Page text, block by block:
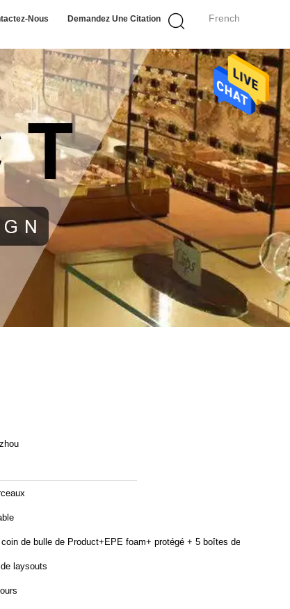
French
Nous Demandez Une Citation
de bulle de Product+EPE foam+ protégé + 5 boîtes de
laysouts